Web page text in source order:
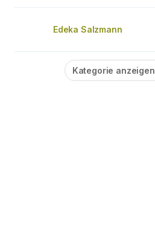
Edeka Salzmann
Kategorie anzeigen